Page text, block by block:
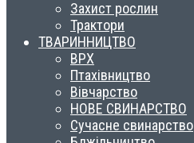
Захист рослин
Трактори
ТВАРИННИЦТВО
ВРХ
Птахівництво
Вівчарство
НОВЕ СВИНАРСТВО
Сучасне свинарство